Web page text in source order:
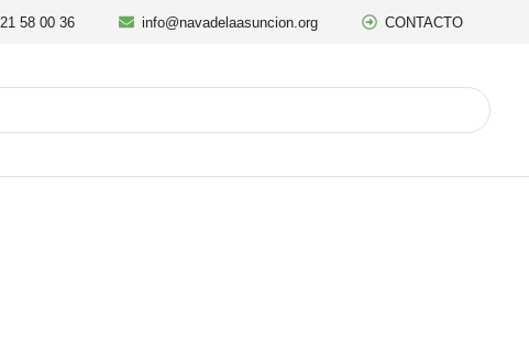
58 00 36 info@navadelaasuncion.org CONTACTO